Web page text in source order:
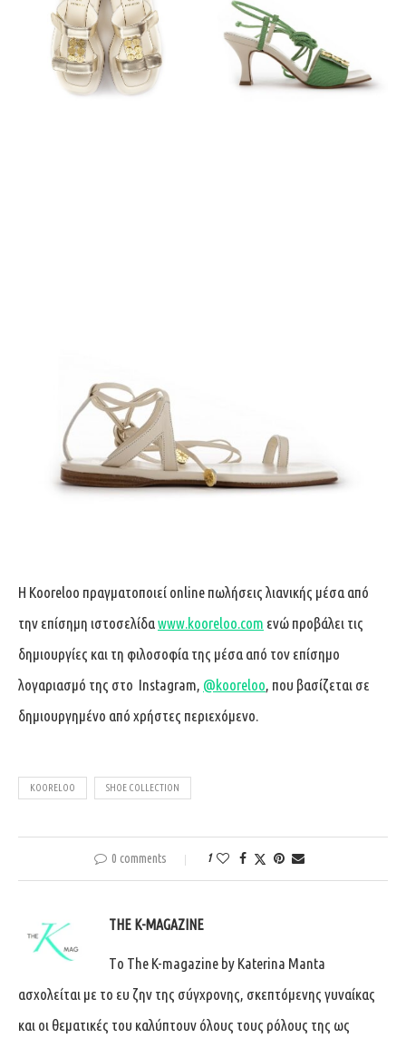
H Kooreloo πραγματοποιεί online πωλήσεις λιανικής μέσα από
την επίσημη ιστοσελίδα www.kooreloo.com ενώ προβάλει τις
δημιουργίες και τη φιλοσοφία της μέσα από τον επίσημο
λογαριασμό της στο Instagram, @kooreloo , που βασίζεται σε
δημιουργημένο από χρήστες περιεχόμενο.
KOORELOO SHOE COLLECTION
0 comments 1
THE K-MAGAZINE
Tο The K-magazine by Katerina Manta
ασχολείται με το ευ ζην της σύγχρονης, σκεπτόμενης γυναίκας
και οι θεματικές του καλύπτουν όλους τους ρόλους της ως